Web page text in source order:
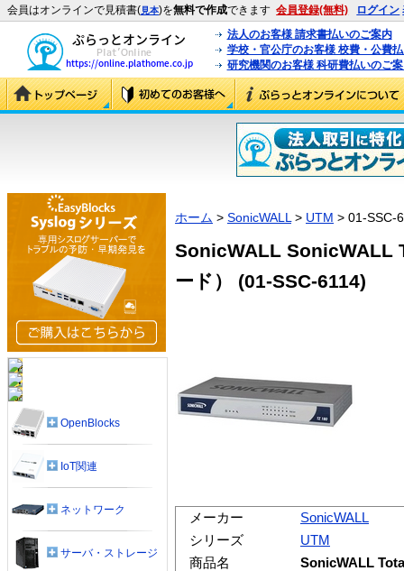
会員はオンラインで見積書(見本)を無料で作成できます 会員登録(無料) ログイン
法人のお客様 請求書払いのご案内
学校・官公庁のお客様 校費・公費
研究機関のお客様 科研費払いのご
ホーム > SonicWALL > UTM > 01-SSC-
SonicWALL SonicWALL
ード） (01-SSC-6114)
メーカー
SonicWALL
シリーズ
UTM
商品名
SonicWALL
OpenBlocks
IoT関連
ネットワーク
サーバ・ストレージ